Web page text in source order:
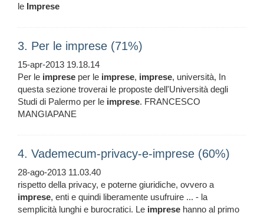
le Imprese
3. Per le imprese (71%)
15-apr-2013 19.18.14
Per le imprese per le imprese, imprese, università, In
questa sezione troverai le proposte dell'Università degli
Studi di Palermo per le imprese. FRANCESCO
MANGIAPANE
4. Vademecum-privacy-e-imprese (60%)
28-ago-2013 11.03.40
rispetto della privacy, e poterne giuridiche, ovvero a
imprese, enti e quindi liberamente usufruire ... - la
semplicità lunghi e burocratici. Le imprese hanno al primo